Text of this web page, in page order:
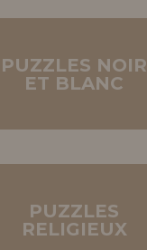
PUZZLES NOIR
ET BLANC
PUZZLES
RELIGIEUX